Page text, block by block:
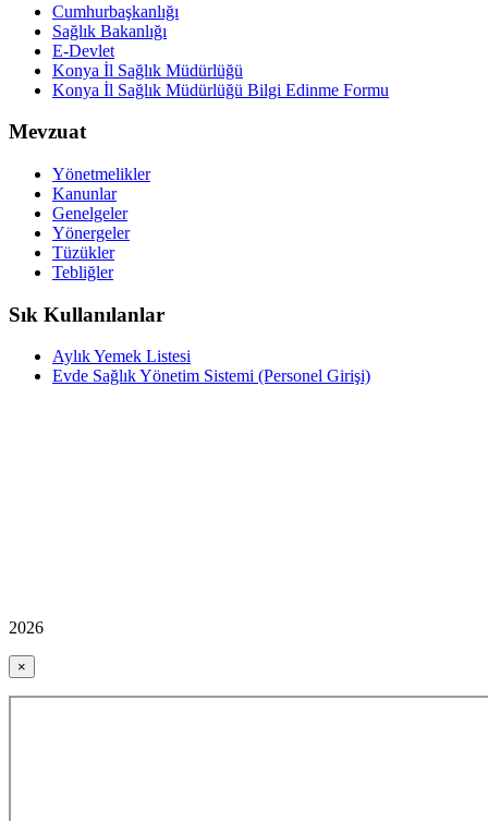
Cumhurbaşkanlığı
Sağlık Bakanlığı
E-Devlet
Konya İl Sağlık Müdürlüğü
Konya İl Sağlık Müdürlüğü Bilgi Edinme Formu
Mevzuat
Yönetmelikler
Kanunlar
Genelgeler
Yönergeler
Tüzükler
Tebliğler
Sık Kullanılanlar
Aylık Yemek Listesi
Evde Sağlık Yönetim Sistemi (Personel Girişi)
2026
×